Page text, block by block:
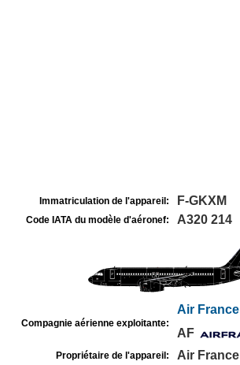
Immatriculation de l'appareil: F-GKXM
Code IATA du modèle d'aéronef: A320 214
Compagnie aérienne exploitante:
Air France
AF
Propriétaire de l'appareil: Air France